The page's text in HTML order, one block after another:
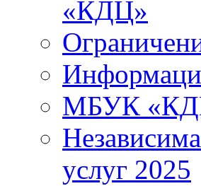
«КДЦ»
МБУК
услуг 2025